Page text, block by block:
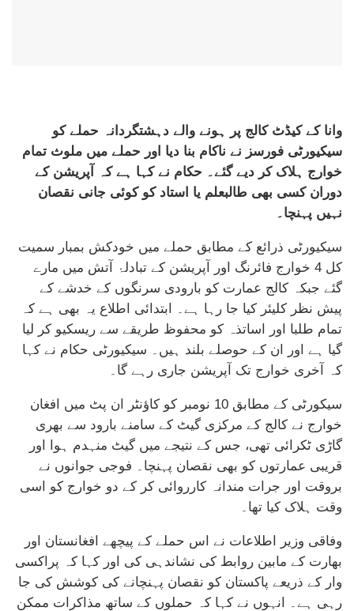
وانا کے کیڈٹ کالج پر ہونے والے دہشتگردانہ حملے کو
سیکیورٹی فورسز نے ناکام بنا دیا اور حملے میں ملوث تمام
خوارج ہلاک کر دیے گئے۔ حکام نے کہا ہے کہ آپریشن کے
دوران کسی بھی طالبعلم یا استاد کو کوئی جانی نقصان
نہیں پہنچا۔
سیکیورٹی ذرائع کے مطابق حملے میں خودکش بمبار سمیت
کل 4 خوارج فائرنگ اور آپریشن کے تبادلۂ آتش میں مارے
گئے جبکہ کالج عمارت کو بارودی سرنگوں کے خدشے کے
پیش نظر کلیئر کیا جا رہا ہے۔ ابتدائی اطلاع یہ بھی ہے کہ
تمام طلبا اور اساتذہ کو محفوظ طریقے سے ریسکیو کر لیا
گیا ہے اور ان کے حوصلے بلند ہیں۔ سیکیورٹی حکام نے کہا
کہ آخری خوارج تک آپریشن جاری رہے گا۔
سیکورٹی کے مطابق 10 نومبر کو کاؤنٹر ان پٹ میں افغان
خوارج نے کالج کے مرکزی گیٹ کے سامنے بارود سے بھری
گاڑی ٹکرائی تھی، جس کے نتیجے میں گیٹ منہدم ہوا اور
قریبی عمارتوں کو بھی نقصان پہنچا۔ فوجی جوانوں نے
بروقت اور جرات مندانہ کارروائی کر کے دو خوارج کو اسی
وقت ہلاک کیا تھا۔
وفاقی وزیر اطلاعات نے اس حملے کے پیچھے افغانستان اور
بھارت کے مابین روابط کی نشاندہی کی اور کہا کہ پراکسی
وار کے ذریعے پاکستان کو نقصان پہنچانے کی کوشش کی جا
رہی ہے۔ انہوں نے کہا کہ حملوں کے ساتھ مذاکرات ممکن